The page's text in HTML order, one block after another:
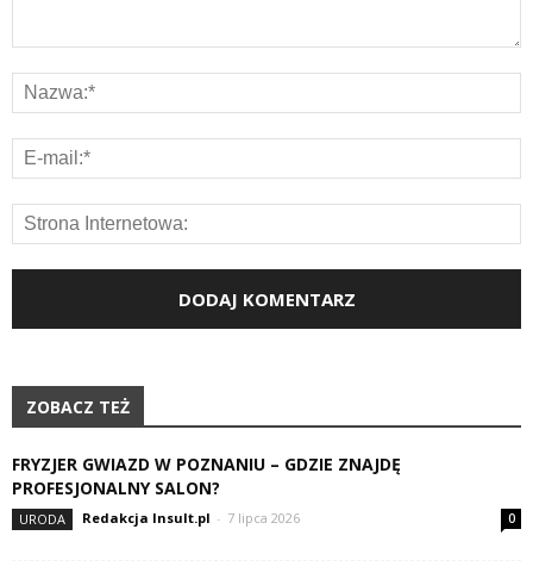
ZOBACZ TEŻ
FRYZJER GWIAZD W POZNANIU – GDZIE ZNAJDĘ
PROFESJONALNY SALON?
URODA Redakcja Insult.pl - 7 lipca 2026 0